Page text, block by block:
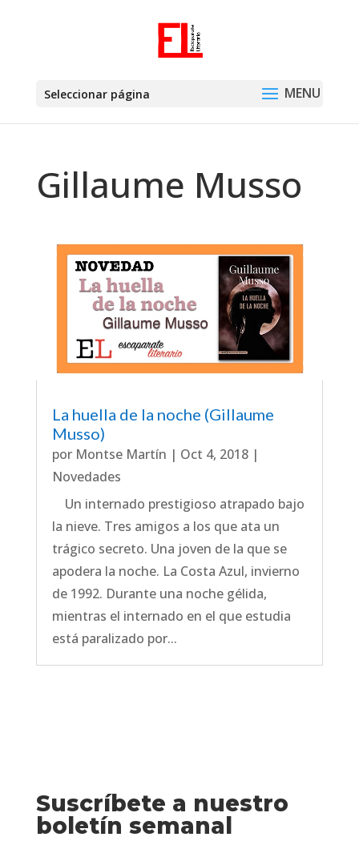
Seleccionar página
Gillaume Musso
La huella de la noche (Gillaume
Musso)
por Montse Martín | Oct 4, 2018|
Novedades
Un internado prestigioso atrapado bajo
la nieve. Tres amigos a los que ata un
trágico secreto. Una joven de la que se
apodera la noche. La Costa Azul, invierno
de 1992. Durante una noche gélida,
mientras el internado en el que estudia
está paralizado por...
Suscríbete a nuestro
boletín semanal